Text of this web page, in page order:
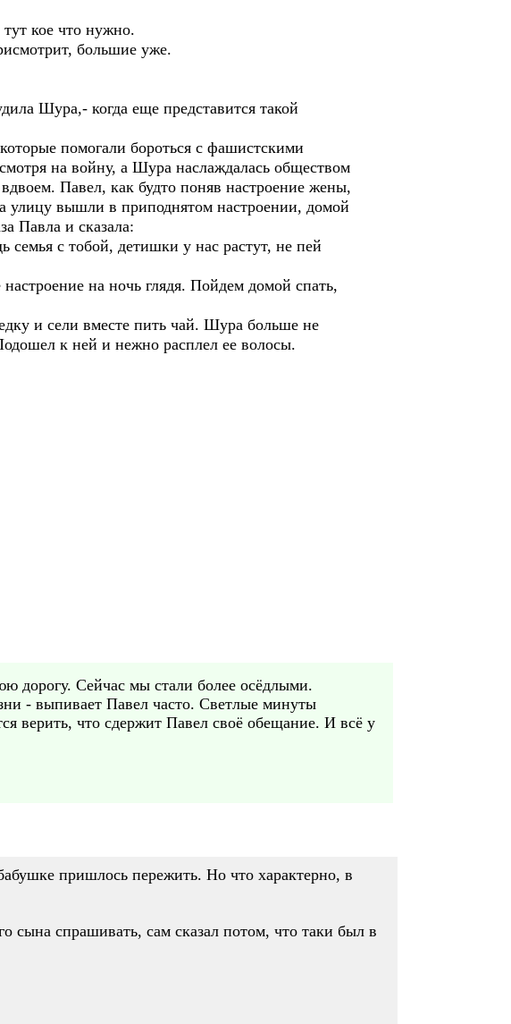
кое что нужно.
большие уже.
Шура,- когда еще представится такой
помогали бороться с фашистскими
на войну, а Шура наслаждалась обществом
Павел, как будто поняв настроение жены,
улицу вышли в приподнятом настроении, домой
Павла и сказала:
с тобой, детишки у нас растут, не пей
на ночь глядя. Пойдем домой спать,
и сели вместе пить чай. Шура больше не
к ней и нежно расплел ее волосы.
дорогу. Сейчас мы стали более осёдлыми.
- выпивает Павел часто. Светлые минуты
верить, что сдержит Павел своё обещание. И всё у
пришлось пережить. Но что характерно, в
сына спрашивать, сам сказал потом, что таки был в